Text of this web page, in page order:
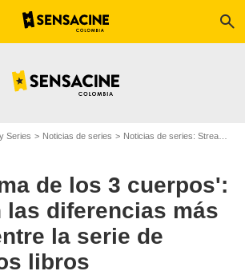
search
Series Noticias de series Noticias de series: Streaming
de los 3 cuerpos':
las diferencias más
la serie de
libros
Netflix